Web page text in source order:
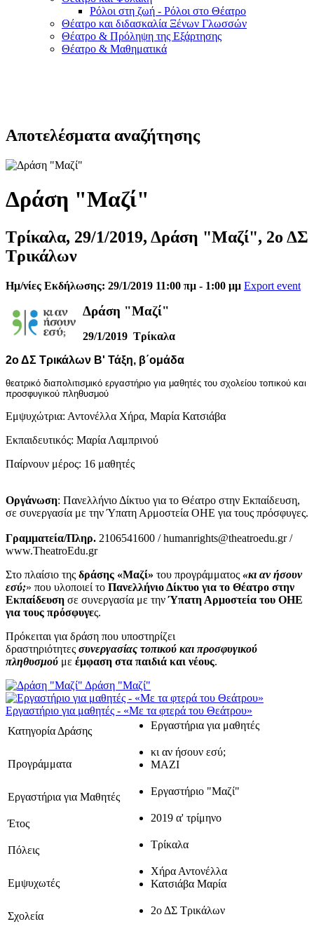
Ρόλοι στη ζωή - Ρόλοι στο Θέατρο
Θέατρο και διδασκαλία Ξένων Γλωσσών
Θέατρο & Πρόληψη της Εξάρτησης
Θέατρο & Μαθηματικά
Αποτελέσματα αναζήτησης
Δράση "Μαζί"
Τρίκαλα, 29/1/2019, Δράση "Μαζί", 2ο ΔΣ
Τρικάλων
Ημ/νίες Εκδήλωσης: 29/1/2019 11:00 πμ - 1:00 μμ Export event
Δράση "Μαζί"
29/1/2019 Τρίκαλα
2ο ΔΣ Τρικάλων Β' Τάξη, β΄ομάδα
θεατρικό διαπολιτισμικό εργαστήριο για μαθητές του σχολείου τοπικού και
προσφυγικού πληθυσμού
Εμψυχώτρια: Αντονέλλα Χήρα, Μαρία Κατσιάβα
Εκπαιδευτικός: Μαρία Λαμπρινού
Παίρνουν μέρος: 16 μαθητές
Οργάνωση: Πανελλήνιο Δίκτυο για το Θέατρο στην Εκπαίδευση,
σε συνεργασία με την Ύπατη Αρμοστεία ΟΗΕ για τους πρόσφυγες.
Γραμματεία/Πληρ. 2106541600 / humanrights@theatroedu.gr /
www.TheatroEdu.gr
Στο πλαίσιο της δράσης «Μαζί» του προγράμματος «κι αν ήσουν
εσύ;» που υλοποιεί το Πανελλήνιο Δίκτυο για το Θέατρο στην
Εκπαίδευση σε συνεργασία με τηνΎπατη Αρμοστεία του ΟΗΕ
για τους πρόσφυγες.
Πρόκειται για δράση που υποστηρίζει
δραστηριότητες συνεργασίας τοπικού και προσφυγικού
πληθυσμού με έμφαση στα παιδιά και νέους.
Δράση "Μαζί"
Εργαστήριο για μαθητές - «Με τα φτερά του Θεάτρου»
Κατηγορία Δράσης
Εργαστήρια για μαθητές
Προγράμματα
κι αν ήσουν εσύ;
ΜΑΖΙ
Εργαστήρια για Μαθητές Εργαστήριο "Μαζί"
Έτος 2019 α' τρίμηνο
Πόλεις Τρίκαλα
Εμψυχωτές
Χήρα Αντονέλλα
Κατσιάβα Μαρία
Σχολεία 2ο ΔΣ Τρικάλων